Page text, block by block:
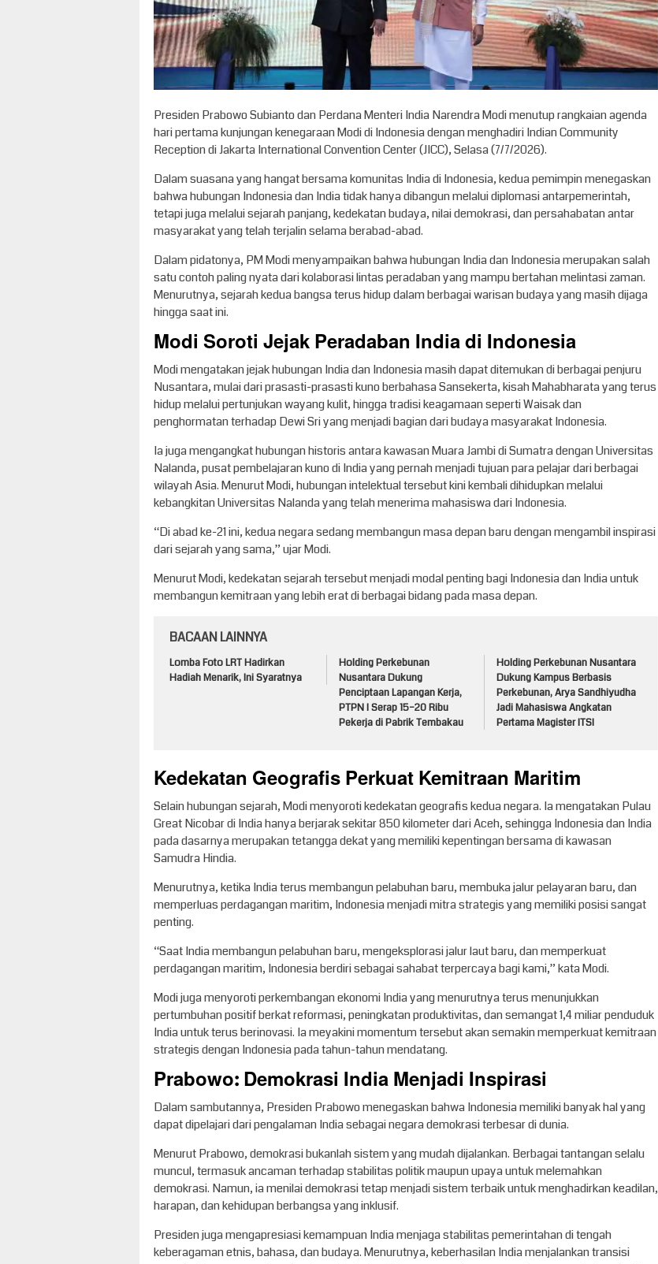
Presiden Prabowo Subianto dan Perdana Menteri India Narendra Modi menutup rangkaian agenda
hari pertama kunjungan kenegaraan Modi di Indonesia dengan menghadiri Indian Community
Reception di Jakarta International Convention Center (JICC), Selasa (7/7/2026).
Dalam suasana yang hangat bersama komunitas India di Indonesia, kedua pemimpin menegaskan
bahwa hubungan Indonesia dan India tidak hanya dibangun melalui diplomasi antarpemerintah,
tetapi juga melalui sejarah panjang, kedekatan budaya, nilai demokrasi, dan persahabatan antar
masyarakat yang telah terjalin selama berabad-abad.
Dalam pidatonya, PM Modi menyampaikan bahwa hubungan India dan Indonesia merupakan salah
satu contoh paling nyata dari kolaborasi lintas peradaban yang mampu bertahan melintasi zaman.
Menurutnya, sejarah kedua bangsa terus hidup dalam berbagai warisan budaya yang masih dijaga
hingga saat ini.
Modi Soroti Jejak Peradaban India di Indonesia
Modi mengatakan jejak hubungan India dan Indonesia masih dapat ditemukan di berbagai penjuru
Nusantara, mulai dari prasasti-prasasti kuno berbahasa Sansekerta, kisah Mahabharata yang terus
hidup melalui pertunjukan wayang kulit, hingga tradisi keagamaan seperti Waisak dan
penghormatan terhadap Dewi Sri yang menjadi bagian dari budaya masyarakat Indonesia.
Ia juga mengangkat hubungan historis antara kawasan Muara Jambi di Sumatra dengan Universitas
Nalanda, pusat pembelajaran kuno di India yang pernah menjadi tujuan para pelajar dari berbagai
wilayah Asia. Menurut Modi, hubungan intelektual tersebut kini kembali dihidupkan melalui
kebangkitan Universitas Nalanda yang telah menerima mahasiswa dari Indonesia.
“Di abad ke-21 ini, kedua negara sedang membangun masa depan baru dengan mengambil inspirasi
dari sejarah yang sama,” ujar Modi.
Menurut Modi, kedekatan sejarah tersebut menjadi modal penting bagi Indonesia dan India untuk
membangun kemitraan yang lebih erat di berbagai bidang pada masa depan.
BACAAN LAINNYA
Lomba Foto LRT Hadirkan
Hadiah Menarik, Ini Syaratnya
Holding Perkebunan
Nusantara Dukung
Penciptaan Lapangan Kerja,
PTPN I Serap 15–20 Ribu
Pekerja di Pabrik Tembakau
Holding Perkebunan Nusantara
Dukung Kampus Berbasis
Perkebunan, Arya Sandhiyudha
Jadi Mahasiswa Angkatan
Pertama Magister ITSI
Kedekatan Geografis Perkuat Kemitraan Maritim
Selain hubungan sejarah, Modi menyoroti kedekatan geografis kedua negara. Ia mengatakan Pulau
Great Nicobar di India hanya berjarak sekitar 850 kilometer dari Aceh, sehingga Indonesia dan India
pada dasarnya merupakan tetangga dekat yang memiliki kepentingan bersama di kawasan
Samudra Hindia.
Menurutnya, ketika India terus membangun pelabuhan baru, membuka jalur pelayaran baru, dan
memperluas perdagangan maritim, Indonesia menjadi mitra strategis yang memiliki posisi sangat
penting.
“Saat India membangun pelabuhan baru, mengeksplorasi jalur laut baru, dan memperkuat
perdagangan maritim, Indonesia berdiri sebagai sahabat terpercaya bagi kami,” kata Modi.
Modi juga menyoroti perkembangan ekonomi India yang menurutnya terus menunjukkan
pertumbuhan positif berkat reformasi, peningkatan produktivitas, dan semangat 1,4 miliar penduduk
India untuk terus berinovasi. Ia meyakini momentum tersebut akan semakin memperkuat kemitraan
strategis dengan Indonesia pada tahun-tahun mendatang.
Prabowo: Demokrasi India Menjadi Inspirasi
Dalam sambutannya, Presiden Prabowo menegaskan bahwa Indonesia memiliki banyak hal yang
dapat dipelajari dari pengalaman India sebagai negara demokrasi terbesar di dunia.
Menurut Prabowo, demokrasi bukanlah sistem yang mudah dijalankan. Berbagai tantangan selalu
muncul, termasuk ancaman terhadap stabilitas politik maupun upaya untuk melemahkan
demokrasi. Namun, ia menilai demokrasi tetap menjadi sistem terbaik untuk menghadirkan keadilan,
harapan, dan kehidupan berbangsa yang inklusif.
Presiden juga mengapresiasi kemampuan India menjaga stabilitas pemerintahan di tengah
keberagaman etnis, bahasa, dan budaya. Menurutnya, keberhasilan India menjalankan transisi